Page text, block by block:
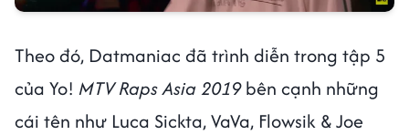
Theo đó, Datmaniac đã trình diễn trong tập 5
của Yo! MTV Raps Asia 2019bên cạnh những
cái tên như Luca Sickta, VaVa, Flowsik & Joe